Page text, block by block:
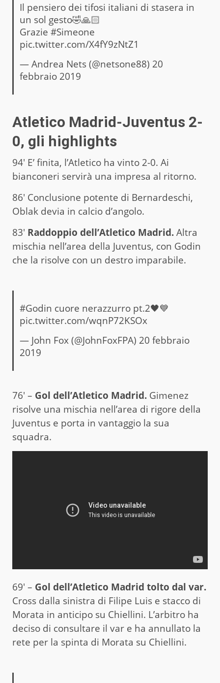
Il pensiero dei tifosi italiani di stasera in
un sol gesto🤣🙏🏻
Grazie #Simeone
pic.twitter.com/X4fY9zNtZ1
— Andrea Nets (@netsone88) 20
febbraio 2019
Atletico Madrid-Juventus 2-
0, gli highlights
94′ E’ finita, l’Atletico ha vinto 2-0. Ai
bianconeri servirà una impresa al ritorno.
86′ Conclusione potente di Bernardeschi,
Oblak devia in calcio d’angolo.
83′ Raddoppio dell’Atletico Madrid.Altra
mischia nell’area della Juventus, con Godin
che la risolve con un destro imparabile.
#Godin cuore nerazzurro pt.2🖤💙
pic.twitter.com/wqnP72KSOx
— John Fox (@JohnFoxFPA) 20 febbraio
2019
76′ – Gol dell’Atletico Madrid. Gimenez
risolve una mischia nell’area di rigore della
Juventus e porta in vantaggio la sua
squadra.
69′ – Gol dell’Atletico Madrid tolto dal var.
Cross dalla sinistra di Filipe Luis e stacco di
Morata in anticipo su Chiellini. L’arbitro ha
deciso di consultare il var e ha annullato la
rete per la spinta di Morata su Chiellini.